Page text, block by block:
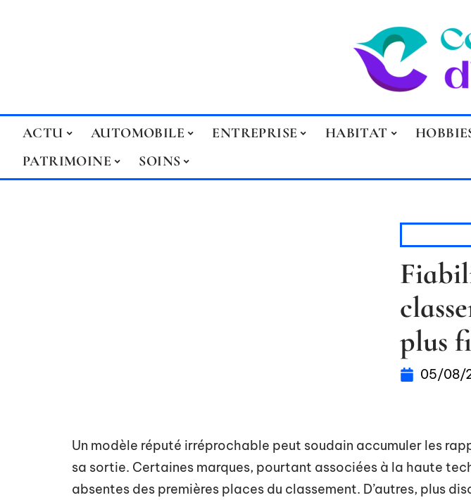
ACTU AUTOMOBILE ENTREPRISE HABITAT
PATRIMOINE
SOINS
plus
05/08/
Un modèle réputé irréprochable peut soudain accumuler les
sa sortie. Certaines marques, pourtant associées à la haute
absentes des premières places du classement. D’autres, plus